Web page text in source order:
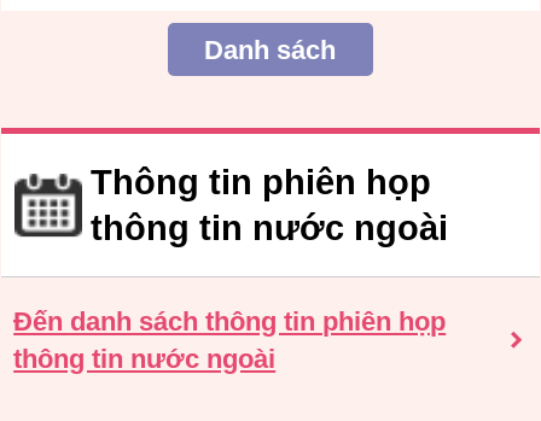
Danh sách
Thông tin phiên họp
thông tin nước ngoài
Đến danh sách thông tin phiên họp
thông tin nước ngoài